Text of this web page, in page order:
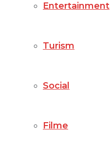
Entertainment
Turism
Social
Filme